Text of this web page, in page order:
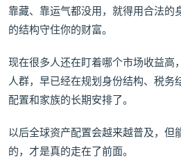
靠藏、靠运气都没用，就得用合法的
的结构守住你的财富。
现在很多人还在盯着哪个市场收益高
人群，早已经在规划身份结构、税务
配置和家族的长期安排了。
以后全球资产配置会越来越普及，但
的，才是真的走在了前面。